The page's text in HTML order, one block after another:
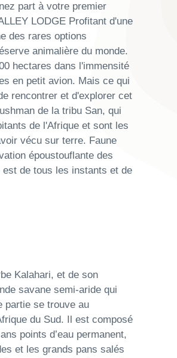
part à votre premier
LODGE Profitant d'une
des rares options
animalière du monde.
hectares dans l'immensité
en petit avion. Mais ce qui
rencontrer et d'explorer cet
de la tribu San, qui
de l'Afrique et sont les
vécu sur terre. Faune
époustouflante des
de tous les instants et de
Kalahari, et de son
savane semi-aride qui
partie se trouve au
du Sud. Il est composé
points d’eau permanent,
et les grands pans salés